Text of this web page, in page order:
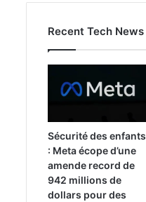
Recent Tech News
Sécurité des enfants
: Meta écope d’une
amende record de
942 millions de
dollars pour des